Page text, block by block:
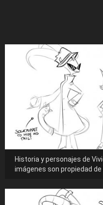
Historia y personajes de
imágenes son propiedad de